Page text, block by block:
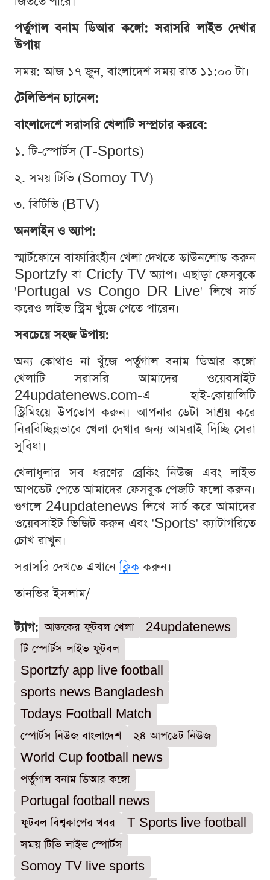
পর্তুগাল বনাম ডিআর কঙ্গো: সরাসরি লাইভ দেখার
উপায়
সময়: আজ ১৭ জুন, বাংলাদেশ সময় রাত ১১:০০ টা।
টেলিভিশন চ্যানেল:
বাংলাদেশে সরাসরি খেলাটি সম্প্রচার করবে:
১. টি-স্পোর্টস (T-Sports)
২. সময় টিভি (Somoy TV)
৩. বিটিভি (BTV)
অনলাইন ও অ্যাপ:
স্মার্টফোনে বাফারিংহীন খেলা দেখতে ডাউনলোড করুন
Sportzfy বা Cricfy TV অ্যাপ। এছাড়া ফেসবুকে
'Portugal vs Congo DR Live' লিখে সার্চ
করেও লাইভ স্ট্রিম খুঁজে পেতে পারেন।
সবচেয়ে সহজ উপায়:
অন্য কোথাও না খুঁজে পর্তুগাল বনাম ডিআর কঙ্গো
খেলাটি সরাসরি আমাদের ওয়েবসাইট
24updatenews.com-এ হাই-কোয়ালিটি
স্ট্রিমিংয়ে উপভোগ করুন। আপনার ডেটা সাশ্রয় করে
নিরবিচ্ছিন্নভাবে খেলা দেখার জন্য আমরাই দিচ্ছি সেরা
সুবিধা।
খেলাধুলার সব ধরণের ব্রেকিং নিউজ এবং লাইভ
আপডেট পেতে আমাদের ফেসবুক পেজটি ফলো করুন।
গুগলে 24updatenews লিখে সার্চ করে আমাদের
ওয়েবসাইট ভিজিট করুন এবং 'Sports' ক্যাটাগরিতে
চোখ রাখুন।
সরাসরি দেখতে এখানেক্লিককরুন।
তানভির ইসলাম/
ট্যাগ: আজকের ফুটবল খেলা
24updatenews
টি স্পোর্টস লাইভ ফুটবল
Sportzfy app live football
sports news Bangladesh
Todays Football Match
স্পোর্টস নিউজ বাংলাদেশ
২৪ আপডেট নিউজ
World Cup football news
পর্তুগাল বনাম ডিআর কঙ্গো
Portugal football news
ফুটবল বিশ্বকাপের খবর
T-Sports live football
সময় টিভি লাইভ স্পোর্টস
Somoy TV live sports